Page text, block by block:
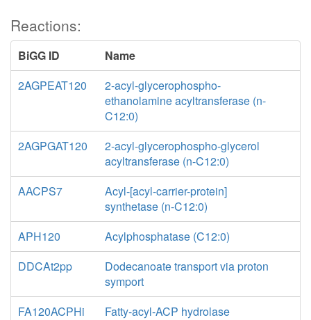
Reactions:
BiGG ID
Name
2AGPEAT120
2-acyl-glycerophospho-
ethanolamine acyltransferase (n-
C12:0)
2AGPGAT120
2-acyl-glycerophospho-glycerol
acyltransferase (n-C12:0)
AACPS7
Acyl-[acyl-carrier-protein]
synthetase (n-C12:0)
APH120
Acylphosphatase (C12:0)
DDCAt2pp
Dodecanoate transport via proton
symport
FA120ACPHi
Fatty-acyl-ACP hydrolase